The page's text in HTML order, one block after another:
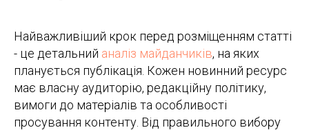
Найважливіший крок перед розміщенням статті
- це детальний аналіз майданчиків, на яких
планується публікація. Кожен новинний ресурс
має власну аудиторію, редакційну політику,
вимоги до матеріалів та особливості
просування контенту. Від правильного вибору